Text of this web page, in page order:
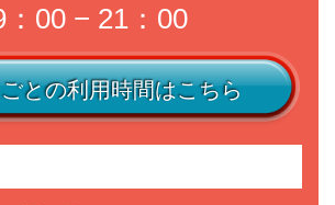
：00 − 21：00
との利用時間はこちら